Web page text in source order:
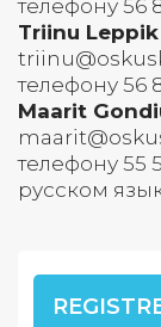
телефону 56
Triinu Leppik
телефону 56
Maarit
телефону 55
русском